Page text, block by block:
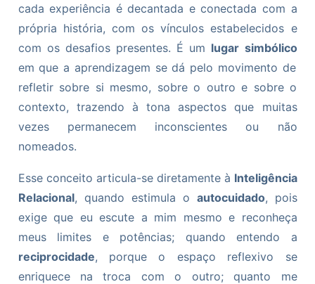
cada experiência é decantada e conectada com a
própria história, com os vínculos estabelecidos e
com os desafios presentes. É um lugar simbólico
em que a aprendizagem se dá pelo movimento de
refletir sobre si mesmo, sobre o outro e sobre o
contexto, trazendo à tona aspectos que muitas
vezes permanecem inconscientes ou não
nomeados.
Esse conceito articula-se diretamente à Inteligência
Relacional, quando estimula o autocuidado, pois
exige que eu escute a mim mesmo e reconheça
meus limites e potências; quando entendo a
reciprocidade, porque o espaço reflexivo se
enriquece na troca com o outro; quanto me